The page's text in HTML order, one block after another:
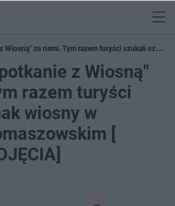
za nami. Tym razem turyści szukali oznak
[ ZOBACZ ZDJĘCIA]z Wiosną"
razem turyści
wiosny w
[